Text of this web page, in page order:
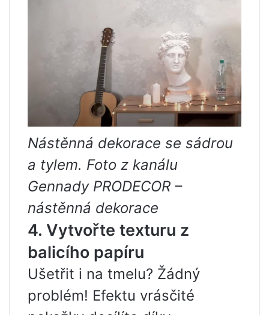
Nástěnná dekorace se sádrou
a tylem. Foto z kanálu
Gennady PRODECOR –
nástěnná dekorace
4. Vytvořte texturu z
balicího papíru
Ušetřit i na tmelu? Žádný
problém! Efektu vrásčité